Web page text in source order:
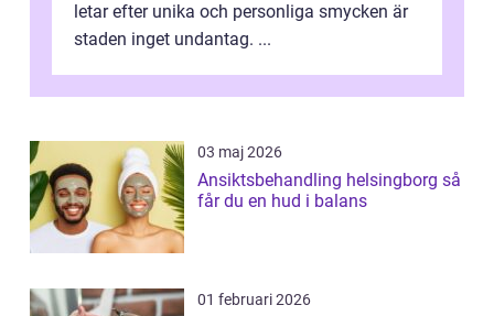
letar efter unika och personliga smycken är
staden inget undantag. ...
03 maj 2026
Ansiktsbehandling helsingborg så
får du en hud i balans
01 februari 2026